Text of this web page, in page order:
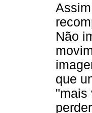
Não
que
"mais